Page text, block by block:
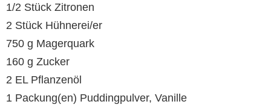
1/2 Stück Zitronen
2 Stück Hühnerei/er
750 g Magerquark
160 g Zucker
2 EL Pflanzenöl
1 Packung(en) Puddingpulver, Vanille